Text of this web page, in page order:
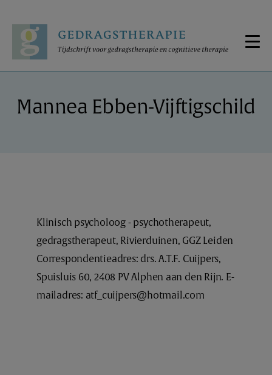
Mannea Ebben-Vijftigschild
Klinisch psycholoog - psychotherapeut,
gedragstherapeut, Rivierduinen, GGZ Leiden
Correspondentieadres: drs. A.T.F. Cuijpers,
Spuisluis 60, 2408 PV Alphen aan den Rijn. E-
mailadres: atf_cuijpers@hotmail.com